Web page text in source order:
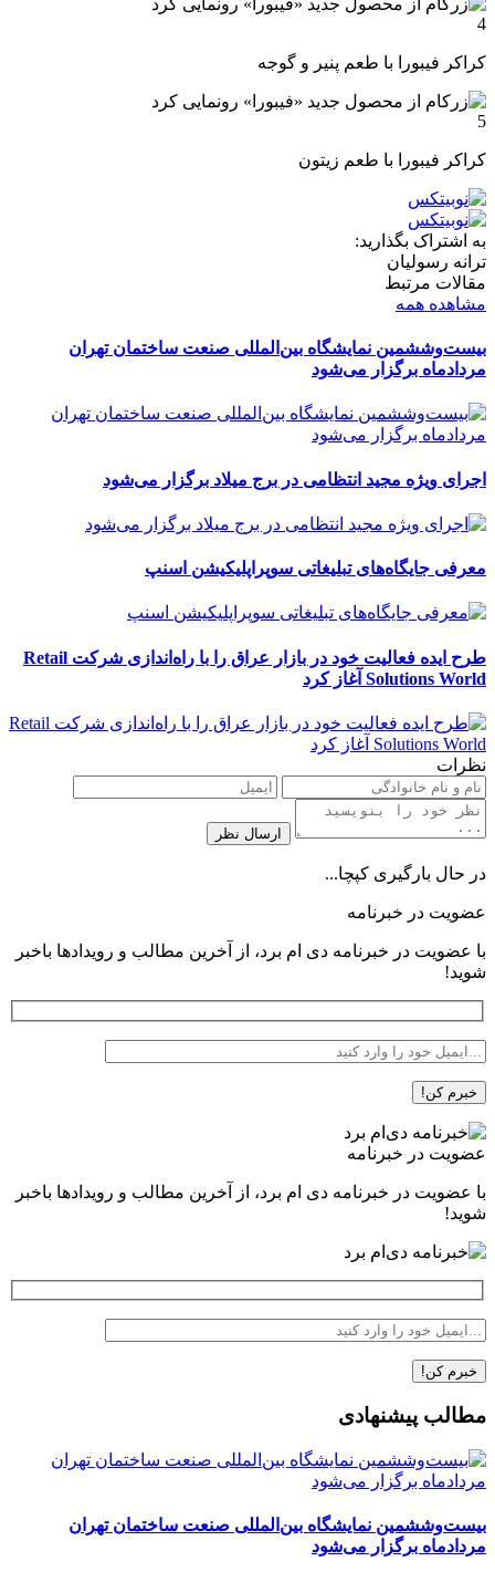
کراکر فیبورا با طعم پنیر و گوجه
کراکر فیبورا با طعم زیتون
به اشتراک بگذارید:
ترانه رسولیان
مقالات مرتبط
مشاهده همه
بیست‌وششمین نمایشگاه بین‌المللی صنعت ساختمان تهران
مردادماه برگزار می‌شود
اجرای ویژه مجید انتظامی در برج میلاد برگزار می‌شود
معرفی جایگاه‌های تبلیغاتی سوپراپلیکیشن اسنپ
طرح ایده فعالیت خود در بازار عراق را با راه‌اندازی شرکت Retail
Solutions World آغاز کرد
نظرات
در حال بارگیری کپچا...
عضویت در خبرنامه
با عضویت در خبرنامه دی ام برد، از آخرین مطالب و رویدادها باخبر
شوید!
عضویت در خبرنامه
با عضویت در خبرنامه دی ام برد، از آخرین مطالب و رویدادها باخبر
شوید!
مطالب پیشنهادی
بیست‌وششمین نمایشگاه بین‌المللی صنعت ساختمان تهران
مردادماه برگزار می‌شود